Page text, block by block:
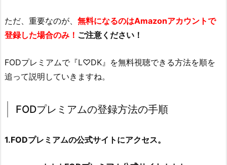
ただ、重要なのが、 無料になるのはAmazonアカウントで
登録した場合のみ！ ご注意ください！
FODプレミアムで『L♡DK』を無料視聴できる方法を順を
追って説明していきますね。
FODプレミアムの登録方法の手順
1.FODプレミアムの公式サイトにアクセス。